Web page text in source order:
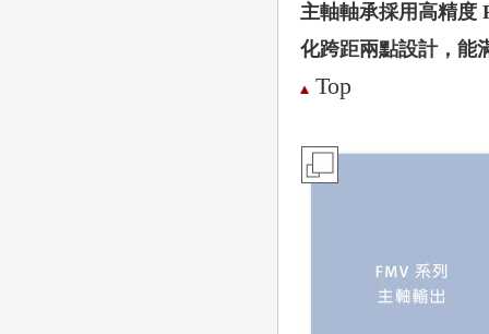
主軸軸承採用高精度
化跨距兩點設計，能
Top